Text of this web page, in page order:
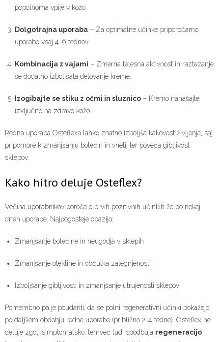
popolnoma vpije v kožo.
Dolgotrajna uporaba – Za optimalne učinke priporočamo
uporabo vsaj 4-6 tednov.
Kombinacija z vajami – Zmerna telesna aktivnost in raztezanje
še dodatno izboljšata delovanje kreme.
Izogibajte se stiku z očmi in sluznico – Kremo nanašajte
izključno na zdravo kožo.
Redna uporaba Osteflexa lahko znatno izboljša kakovost življenja, saj
pripomore k zmanjšanju bolečin in vnetij ter poveča gibljivost
sklepov.
Kako hitro deluje Osteflex?
Večina uporabnikov poroča o prvih pozitivnih učinkih že po nekaj
dneh uporabe. Najpogosteje opazijo:
Zmanjšanje bolečine in neugodja v sklepih
Zmanjšanje otekline in občutka zategnjenosti
Izboljšanje gibljivosti in zmanjšanje utrujenosti sklepov
Pomembno pa je poudariti, da se polni regenerativni učinki pokažejo
po daljšem obdobju redne uporabe (približno 2-4 tedne). Osteflex ne
deluje zgolj simptomatsko, temveč tudi spodbuja regeneracijo